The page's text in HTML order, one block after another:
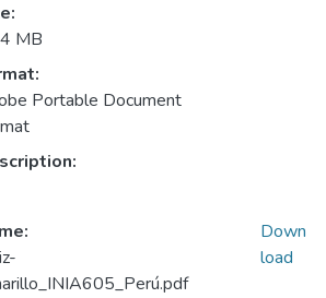
MB
Portable Document
Down
load